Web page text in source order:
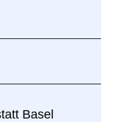
Basel